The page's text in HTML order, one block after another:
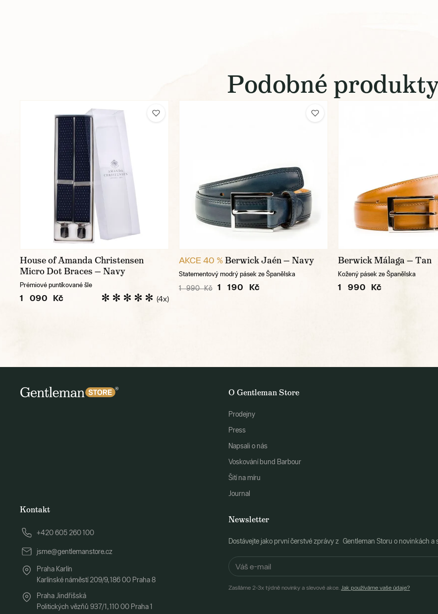
Podobné
House of Amanda Christensen
Micro Dot Braces — Navy
Prémiové puntíkované šle
1 090 Kč (4x)
AKCE 40 %Berwick Jaén — Navy
Statementový modrý pásek ze Španělska
1 990 Kč 1 190 Kč
Berwick Málaga — Tan
Kožený pásek ze Španělska
1 990 Kč
O Gentleman Store
Prodejny
Press
Napsali o nás
Voskování bund Barbour
Šití na míru
Journal
Newsletter
Dostávejte jako první čerstvé zprávy z Gentleman Storu o novinkách
Zasíláme 2-3x týdně novinky a slevové akce. Jak používáme vaše údaje?
Kontakt
+420 605 260 100
jsme@gentlemanstore.cz
Praha Karlín
Karlínské náměstí 209/9, 186 00 Praha 8
Praha Jindřišská
Politických vězňů 937/1, 110 00 Praha 1